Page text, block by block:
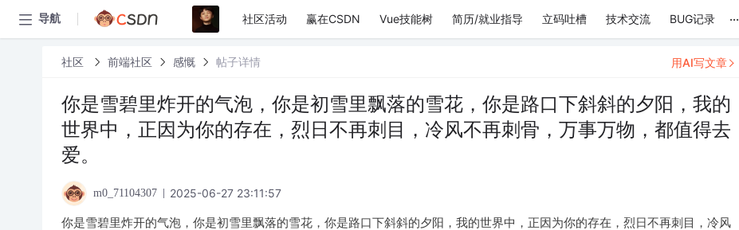
导航 社区活动 赢在CSDN Vue技能树 简历/就业指导 立码吐槽 技术交流 BUG记录 ...
社区 前端社区 感慨 帖子详情
你是雪碧里炸开的气泡，你是初雪里飘落的雪花，你是路口下斜斜的夕阳，我的
世界中，正因为你的存在，烈日不再刺目，冷风不再刺骨，万事万物，都值得去
爱。
m0_71104307 2025-06-27 23:11:57
你是雪碧里炸开的气泡，你是初雪里飘落的雪花，你是路口下斜斜的夕阳，我的世界中，正因为你的存在，烈日不再刺目，冷风
用AI写文章